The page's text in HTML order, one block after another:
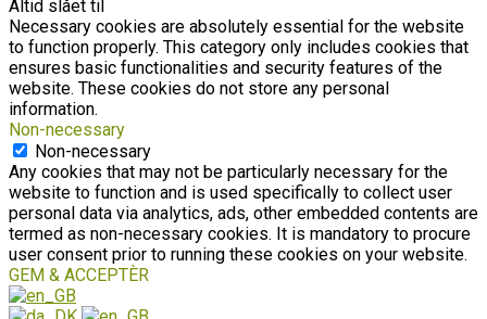
Altid slået til
Necessary cookies are absolutely essential for the website
to function properly. This category only includes cookies that
ensures basic functionalities and security features of the
website. These cookies do not store any personal
information.
Non-necessary
Non-necessary
Any cookies that may not be particularly necessary for the
website to function and is used specifically to collect user
personal data via analytics, ads, other embedded contents are
termed as non-necessary cookies. It is mandatory to procure
user consent prior to running these cookies on your website.
GEM & ACCEPTÈR